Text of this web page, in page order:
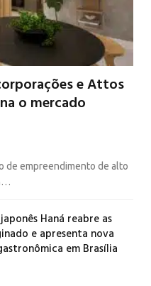
e Attos
o mercado
de empreendimento de alto
Haná reabre as
e apresenta nova
em Brasília